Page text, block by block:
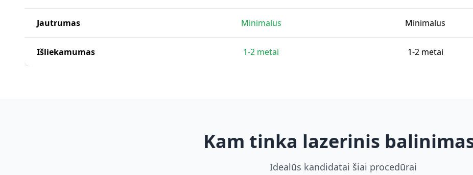
Jautrumas Minimalus Minimalus
Išliekamumas 1-2 metai 1-2 metai
Kam tinka lazerinis
Idealūs kandidatai šiai procedūrai